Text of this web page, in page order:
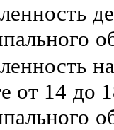
от 14 до